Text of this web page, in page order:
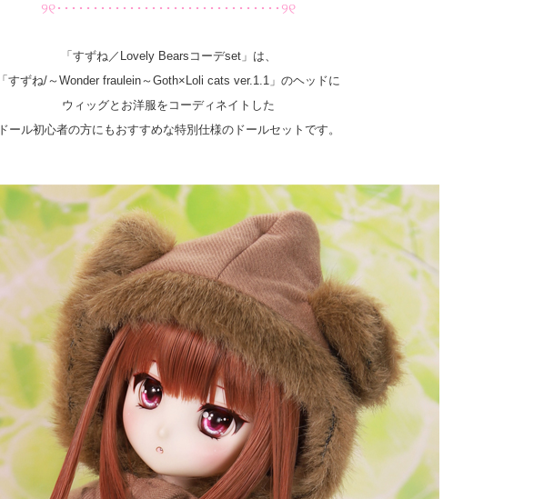
୨୧･･･････････････････････････････୨୧
「すずね／Lovely Bearsコーデset」は、
「すずね/～Wonder fraulein～Goth×Loli cats ver.1.1」のヘッドに
ウィッグとお洋服をコーディネイトした
ドール初心者の方にもおすすめな特別仕様のドールセットです。